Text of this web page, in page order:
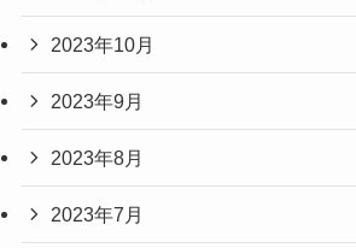
2023年10月
2023年9月
2023年8月
2023年7月